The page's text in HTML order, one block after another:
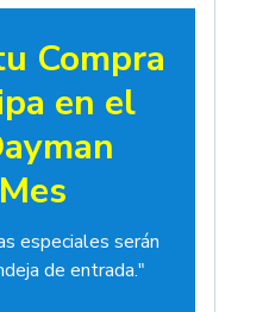
Compra
en el
especiales serán
de entrada."